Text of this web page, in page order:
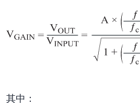
其中：